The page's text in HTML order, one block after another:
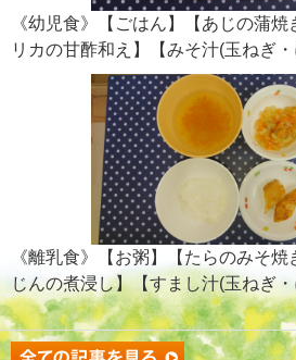
《幼児食》【ごはん】【あじの蒲
リカの甘酢和え】【みそ汁(玉ねぎ
《離乳食》【お粥】【たらのみそ
じんの煮浸し】【すまし汁(玉ねぎ